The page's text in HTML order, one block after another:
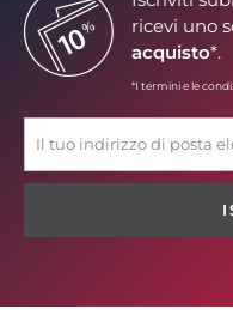
ricevi uno
acquisto*.
*I termini e le